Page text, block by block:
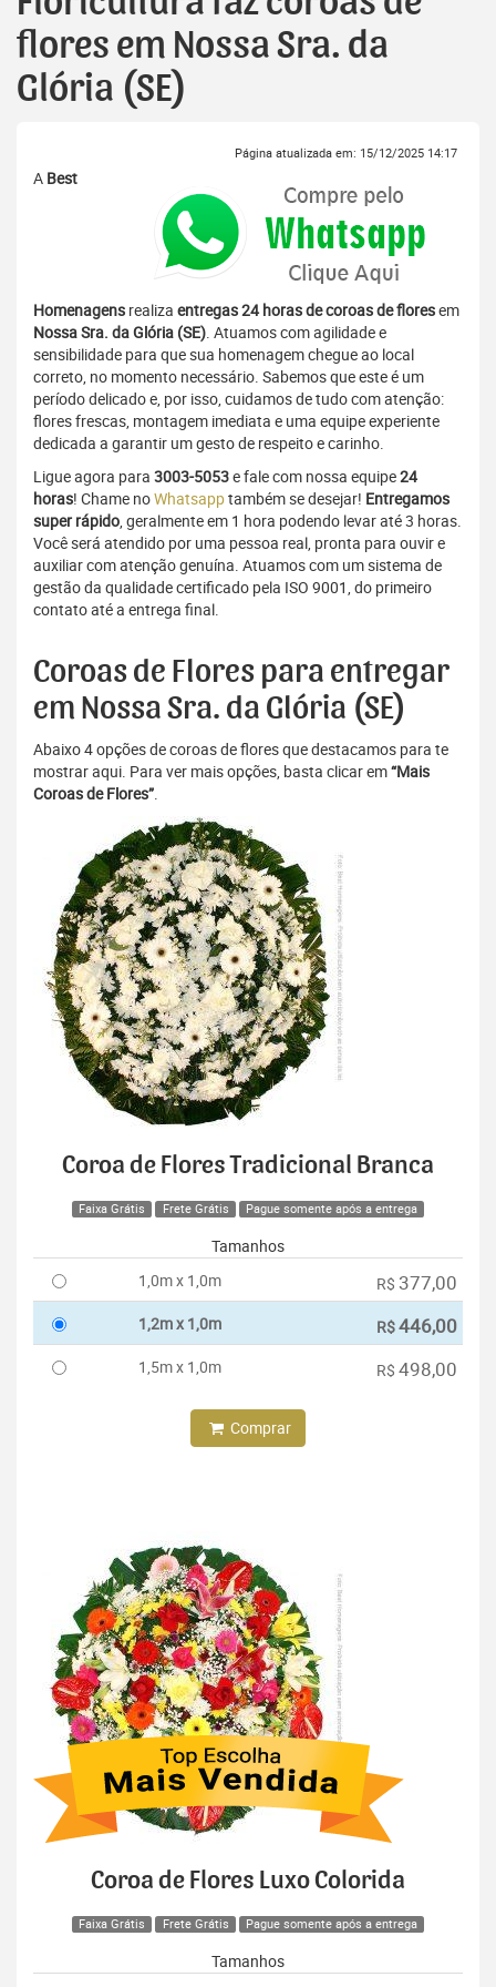
flores em Nossa Sra. da
Glória (SE)
Página atualizada em: 15/12/2025 14:17
A Best
Homenagens realiza entregas 24 horas de coroas de floresem
Nossa Sra. da Glória (SE). Atuamos com agilidade e
sensibilidade para que sua homenagem chegue ao local
correto, no momento necessário. Sabemos que este é um
período delicado e, por isso, cuidamos de tudo com atenção:
flores frescas, montagem imediata e uma equipe experiente
dedicada a garantir um gesto de respeito e carinho.
Ligue agora para 3003-5053e fale com nossa equipe24
horas! Chame noWhatsapptambém se desejar! Entregamos
super rápido, geralmente em 1 hora podendo levar até 3 horas.
Você será atendido por uma pessoa real, pronta para ouvir e
auxiliar com atenção genuína. Atuamos com um sistema de
gestão da qualidade certificado pela ISO 9001, do primeiro
contato até a entrega final.
Coroas de Flores para entregar
em Nossa Sra. da Glória (SE)
Abaixo 4 opções de coroas de flores que destacamos para te
mostrar aqui. Para ver mais opções, basta clicar em“Mais
Coroas de Flores”.
Coroa de Flores Tradicional Branca
Faixa Grátis Frete Grátis Pague somente após a entrega
Tamanhos
1,0m x 1,0m
R$ 377,00
1,2m x 1,0m R$446,00
1,5m x 1,0m R$ 498,00
Comprar
Coroa de Flores Luxo Colorida
Faixa Grátis Frete Grátis Pague somente após a entrega
Tamanhos